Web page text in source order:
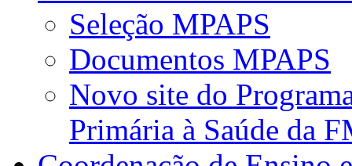
Seleção MPAPS
Documentos MPAPS
Novo site do
Primária à Saúde da